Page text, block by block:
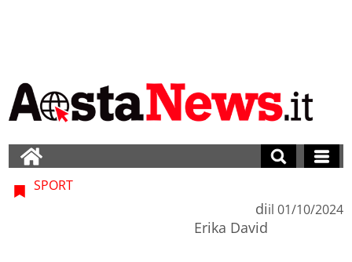
SPORT
di
Erika David
il 01/10/2024